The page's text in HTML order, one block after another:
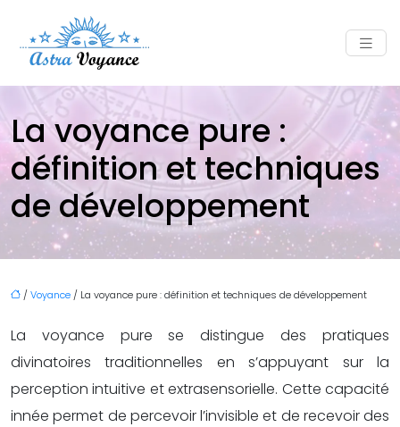
La voyance pure :
définition et techniques
de développement
/Voyance / La voyance pure : définition et techniques de développement
La voyance pure se distingue des pratiques
divinatoires traditionnelles en s’appuyant sur la
perception intuitive et extrasensorielle. Cette capacité
innée permet de percevoir l’invisible et de recevoir des